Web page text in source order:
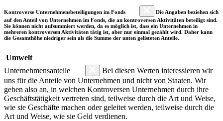
Kontroverse Unternehmensbeteiligungen im Fonds
Die Angaben beziehen sich
auf den Anteil von Unternehmen im Fonds, die an kontroversen Aktivitäten beteiligt sind.
Sie können nicht aufsummiert werden, da es möglich ist, dass ein Unternehmen in
mehreren kontroversen Aktivitäten tätig ist, aber nur einmal gezählt wird. Daher kann
die Gesamthöhe niedriger sein als die Summe der unten gelisteten Anteile.
Umwelt
Unternehmensanteile
Bei diesen Werten interessieren wir
uns für die Anteile von Unternehmen und nicht von Staaten. Wir
geben also an, in welchen Kontroversen Unternehmen durch ihre
Geschäftstätigkeit vertreten sind, teilweise durch die Art und Weise,
wie sie Geschäfte machen oder geleitet werden, teilweise durch die
Art und Weise, wie sie Geld verdienen.